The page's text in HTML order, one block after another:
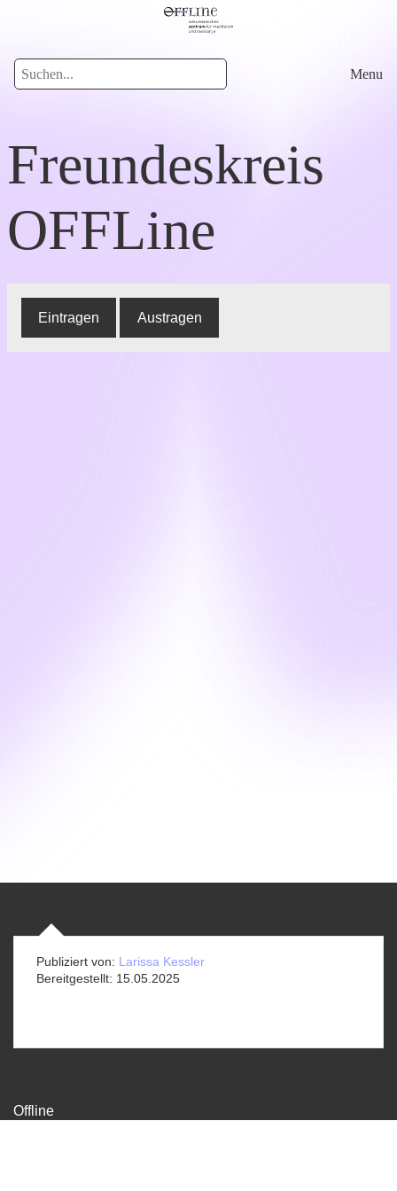
Menu
Freundeskreis
OFFLine
Eintragen Austragen
Offline
Publiziert von: Larissa Kessler
Bereitgestellt: 15.05.2025